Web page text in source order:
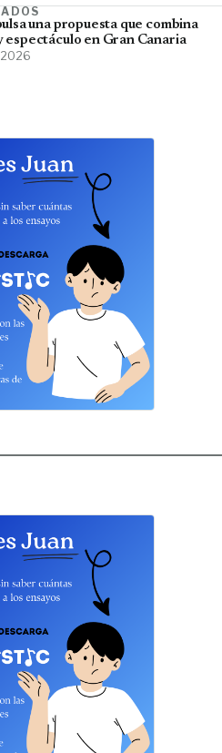
una propuesta que combina
espectáculo en Gran Canaria